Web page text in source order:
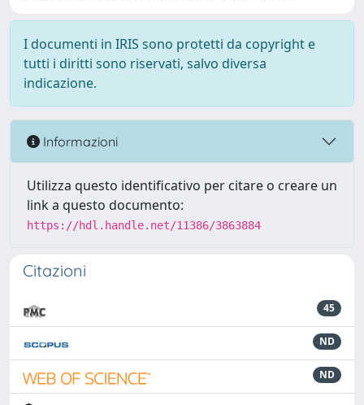
I documenti in IRIS sono protetti da copyright e
tutti i diritti sono riservati, salvo diversa
indicazione.
Informazioni
Utilizza questo identificativo per citare o creare un
link a questo documento:
https://hdl.handle.net/11386/3863884
Citazioni
45
ND
ND